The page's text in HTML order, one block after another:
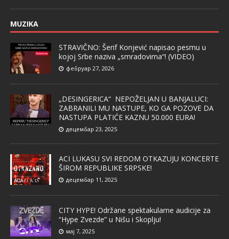
MUZIKA
STRAVIČNO: Šerif Konjević napisao pesmu u
kojoj Srbe naziva „smradovima“! (VIDEO)
фебруар 27, 2026
„DESINGERICA“ NEPOŽELJAN U BANJALUCI:
ZABRANILI MU NASTUPE, KO GA POZOVE DA
NASTUPA PLATIĆE KAZNU 50.000 EURA!
децембар 23, 2025
ACI LUKASU SVI REDOM OTKAZUJU KONCERTE
ŠIROM REPUBLIKE SRPSKE!
децембар 11, 2025
CITY HYPE! Održane spektakularne audicije za
“Hype Zvezde” u Nišu i Skoplju!
мај 7, 2025